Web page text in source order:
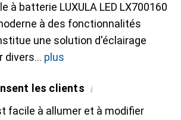
à batterie LUXULA LED LX700160
à des fonctionnalités
une solution d'éclairage
divers
plus
les clients i
facile à allumer et à modifier